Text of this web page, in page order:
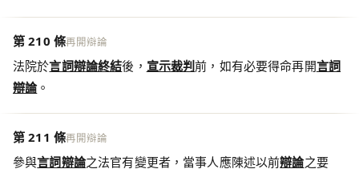
第 210 條再開辯論
法院於言詞辯論終結後， 宣示裁判前，如有必要得命再開言詞
辯論。
第 211 條再開辯論
參與言詞辯論之法官有變更者，當事人應陳述以前辯論之要